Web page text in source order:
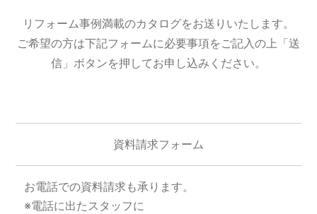
リフォーム事例満載のカタログをお送りいたします。
ご希望の方は下記フォームに必要事項をご記入の上「送
信」ボタンを押してお申し込みください。
資料請求フォーム
お電話での資料請求も承ります。
※電話に出たスタッフに